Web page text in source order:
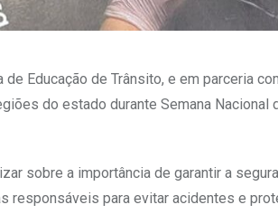
de Educação de Trânsito, e em parceria
do estado durante Semana Nacional
sobre a importância de garantir a
responsáveis para evitar acidentes e